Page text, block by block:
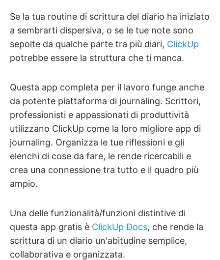
Se la tua routine di scrittura del diario ha iniziato
a sembrarti dispersiva, o se le tue note sono
sepolte da qualche parte tra più diari, ClickUp
potrebbe essere la struttura che ti manca.
Questa app completa per il lavoro funge anche
da potente piattaforma di journaling. Scrittori,
professionisti e appassionati di produttività
utilizzano ClickUp come la loro migliore app di
journaling. Organizza le tue riflessioni e gli
elenchi di cose da fare, le rende ricercabili e
crea una connessione tra tutto e il quadro più
ampio.
Una delle funzionalità/funzioni distintive di
questa app gratis è ClickUp Docs, che rende la
scrittura di un diario un'abitudine semplice,
collaborativa e organizzata.